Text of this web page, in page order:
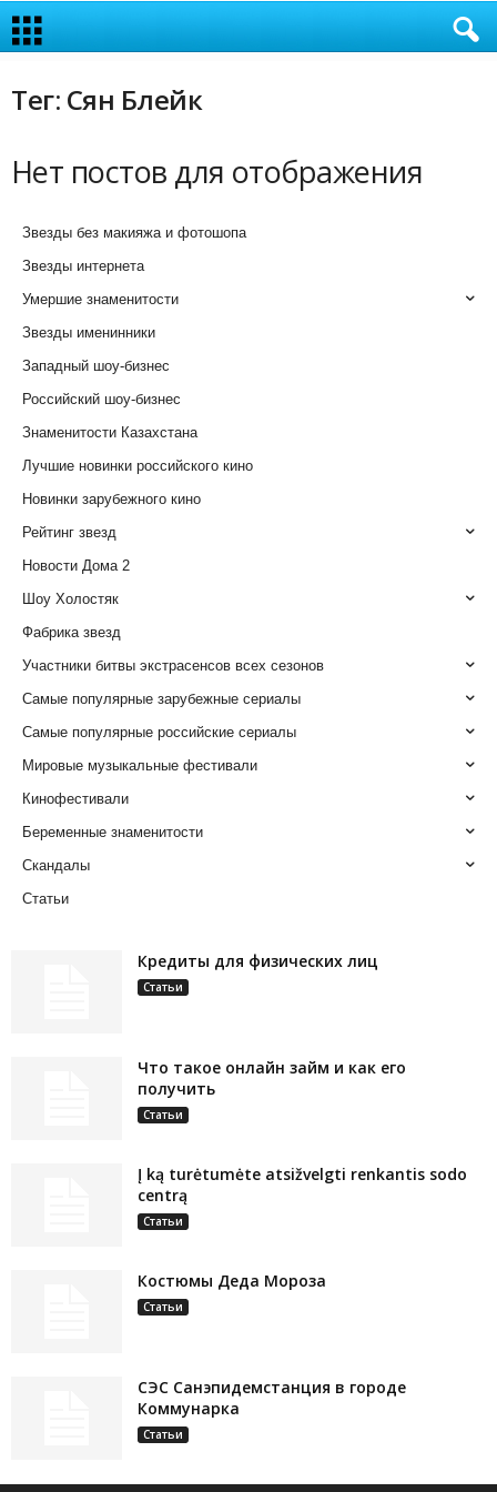
Тег: Сян Блейк
Нет постов для отображения
Звезды без макияжа и фотошопа
Звезды интернета
Умершие знаменитости
Звезды именинники
Западный шоу-бизнес
Российский шоу-бизнес
Знаменитости Казахстана
Лучшие новинки российского кино
Новинки зарубежного кино
Рейтинг звезд
Новости Дома 2
Шоу Холостяк
Фабрика звезд
Участники битвы экстрасенсов всех сезонов
Самые популярные зарубежные сериалы
Самые популярные российские сериалы
Мировые музыкальные фестивали
Кинофестивали
Беременные знаменитости
Скандалы
Статьи
Кредиты для физических лиц
Статьи
Что такое онлайн займ и как его
получить
Статьи
Į ką turėtumėte atsižvelgti renkantis sodo
centrą
Статьи
Костюмы Деда Мороза
Статьи
СЭС Санэпидемстанция в городе
Коммунарка
Статьи